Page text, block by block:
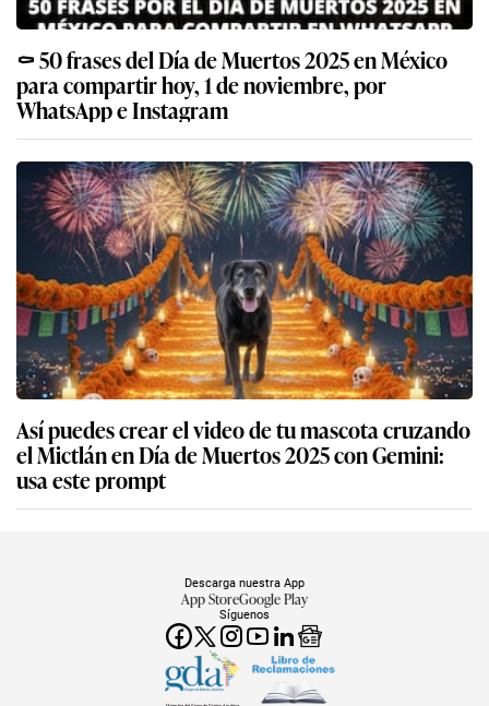
⚰️ 50 frases del Día de Muertos 2025 en México
para compartir hoy, 1 de noviembre, por
WhatsApp e Instagram
Así puedes crear el video de tu mascota cruzando
el Mictlán en Día de Muertos 2025 con Gemini:
usa este prompt
Síguenos
Descarga nuestra App
App StoreGoogle Play